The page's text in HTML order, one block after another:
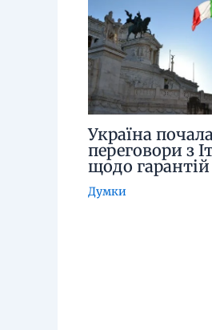
Україна почала
переговори з
щодо
Думки